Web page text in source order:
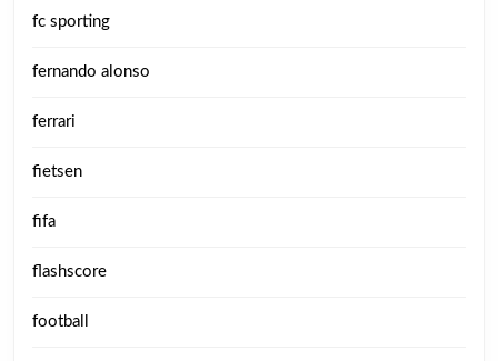
fc sporting
fernando alonso
ferrari
fietsen
fifa
flashscore
football